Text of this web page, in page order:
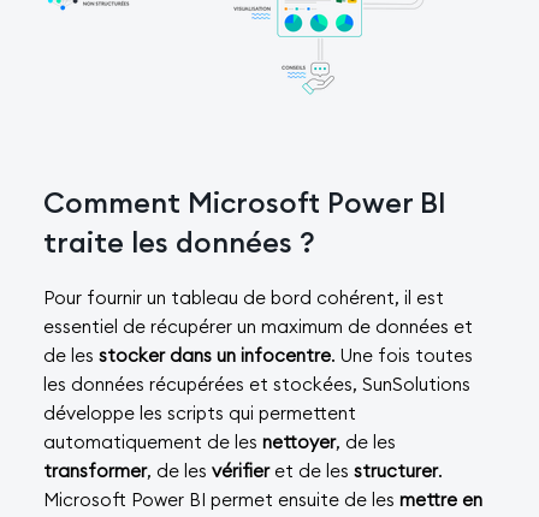
Comment Microsoft Power BI
traite les données ?
Pour fournir un tableau de bord cohérent, il est
essentiel de récupérer un maximum de données et
de les stocker dans un infocentre. Une fois toutes
les données récupérées et stockées, SunSolutions
développe les scripts qui permettent
automatiquement de les nettoyer, de les
transformer, de les vérifieret de les structurer.
Microsoft Power BI permet ensuite de les mettre en